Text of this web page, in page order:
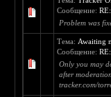
Сообщение:
Problem was
Тема: Awaiting
Сообщение:
Only you may
after
tracker.com/